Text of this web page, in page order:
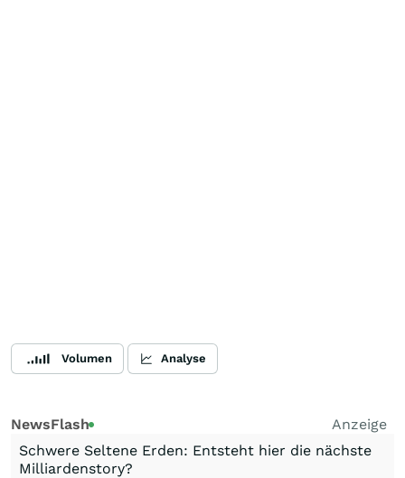
Volumen Analyse
NewsFlash
Anzeige
Schwere Seltene Erden: Entsteht hier die nächste
Milliardenstory?